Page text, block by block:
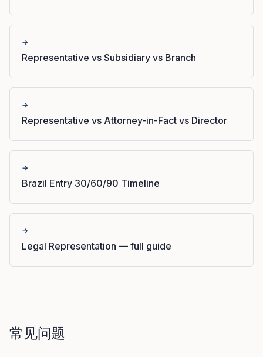
→
Representative vs Subsidiary vs Branch
→
Representative vs Attorney-in-Fact vs Director
→
Brazil Entry 30/60/90 Timeline
→
Legal Representation — full guide
常见问题